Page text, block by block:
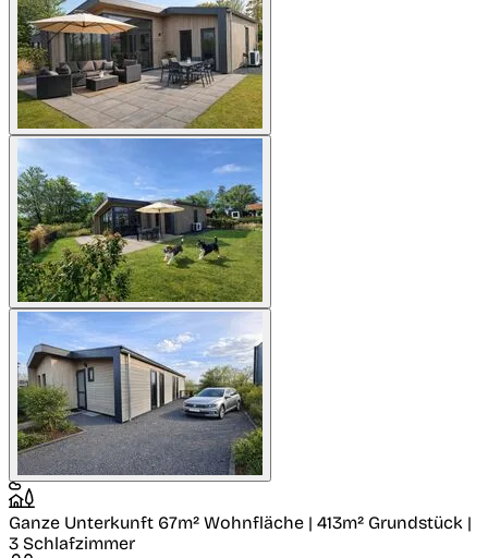
Ganze Unterkunft 67m² Wohnfläche | 413m² Grundstück |
3 Schlafzimmer